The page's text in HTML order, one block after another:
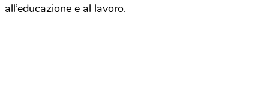
all’educazione e al lavoro.